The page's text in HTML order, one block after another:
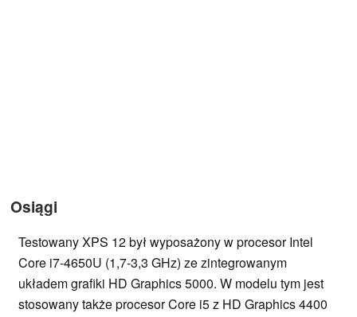
Osiągi
Testowany XPS 12 był wyposażony w procesor Intel
Core i7-4650U (1,7-3,3 GHz) ze zintegrowanym
układem grafiki HD Graphics 5000. W modelu tym jest
stosowany także procesor Core i5 z HD Graphics 4400